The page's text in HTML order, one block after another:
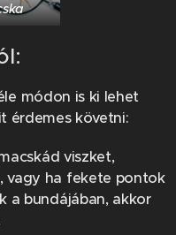
módon is ki lehet
érdemes követni:
viszket,
vagy ha fekete pontok
a bundájában, akkor